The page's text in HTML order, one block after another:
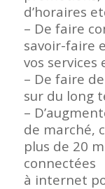
d’horaires
– De faire
savoir-faire
vos services
– De faire
sur du long
–
de marché,
plus de 20
connectées
à internet